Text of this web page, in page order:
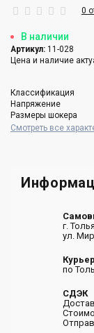
0
В наличии
Артикул: 11-028
Цена и наличие
Классификация
Напряжение
Размеры шокера
Смотреть все
г.
ул.
по
СДЭК